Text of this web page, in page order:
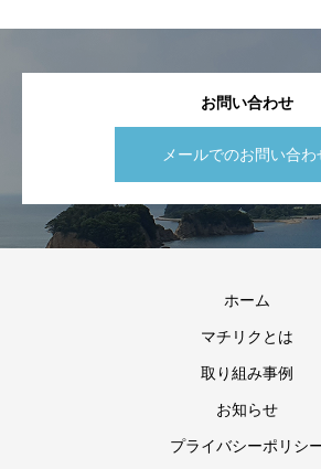
お問い合わせ
メールでのお問い合わ
ホーム
マチリクとは
取り組み事例
お知らせ
プライバシーポリシ